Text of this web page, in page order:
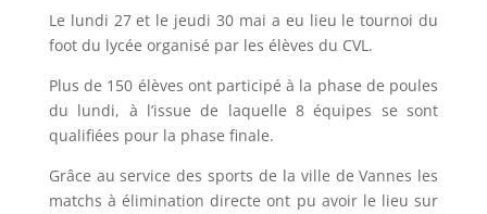
Le lundi 27 et le jeudi 30 mai a eu lieu le tournoi du
foot du lycée organisé par les élèves du CVL.
Plus de 150 élèves ont participé à la phase de poules
du lundi, à l’issue de laquelle 8 équipes se sont
qualifiées pour la phase finale.
Grâce au service des sports de la ville de Vannes les
matchs à élimination directe ont pu avoir le lieu sur